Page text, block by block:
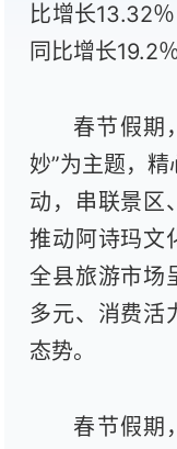
比增长13.32
同比增长19.2％
春节假期
妙”为主题，
动，串联景区
推动阿诗玛文
全县旅游市场
多元、消费活
态势。
春节假期